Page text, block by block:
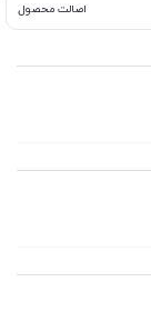
اصالت محصول